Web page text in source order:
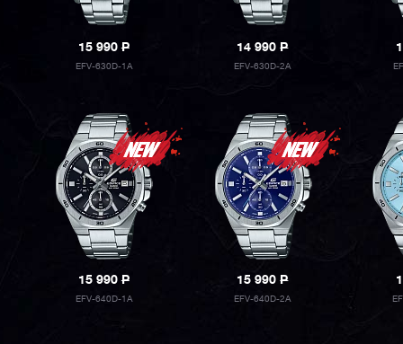
15 990P
EFV-630D-1A
14 990P
EFV-630D-2A
15 990P
EFV-640D-1A
15 990P
EFV-640D-2A